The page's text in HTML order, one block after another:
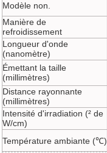
Modèle non.
Manière de
refroidissement
Longueur d'onde
(nanomètre)
Émettant la taille
(millimètres)
Distance rayonnante
(millimètres)
Intensité d'irradiation (² de
W/cm)
Température ambiante (℃)